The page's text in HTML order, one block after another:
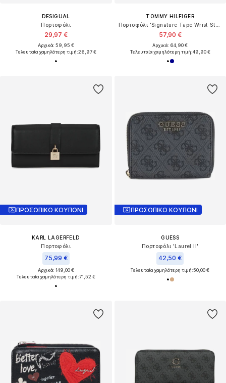
DESIGUAL
Πορτοφόλι
29,97 €
Αρχικά: 59,95 €
Τελευταία χαμηλότερη τιμή:26,97 €
TOMMY HILFIGER
57,90 €
Αρχικά: 64,90 €
Τελευταία χαμηλότερη τιμή:49,90 €
ΠΡΟΣΩΠΙΚΟ ΚΟΥΠΟΝΙ
KARL LAGERFELD
Πορτοφόλι
75,99 €
Αρχικά: 149,00 €
Τελευταία χαμηλότερη τιμή:71,52 €
ΠΡΟΣΩΠΙΚΟ ΚΟΥΠΟΝΙ
GUESS
Πορτοφόλι 'Laurel II'
42,50 €
Τελευταία χαμηλότερη τιμή:50,00 €